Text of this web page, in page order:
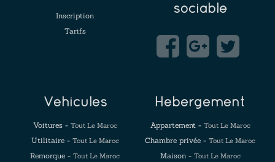
Inscription
Tarifs
sociable
Véhicules
Voitures - Tout Le Maroc
Utilitaire - Tout Le Maroc
Remorque - Tout Le Maroc
Hébergement
Appartement - Tout Le Maroc
Chambre privée - Tout Le Maroc
Maison - Tout Le Maroc